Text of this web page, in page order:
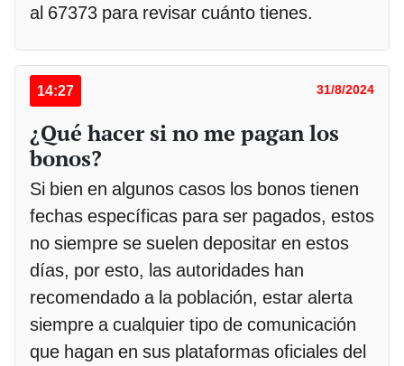
al 67373 para revisar cuánto tienes.
14:27 31/8/2024
¿Qué hacer si no me pagan los
bonos?
Si bien en algunos casos los bonos tienen
fechas específicas para ser pagados, estos
no siempre se suelen depositar en estos
días, por esto, las autoridades han
recomendado a la población, estar alerta
siempre a cualquier tipo de comunicación
que hagan en sus plataformas oficiales del